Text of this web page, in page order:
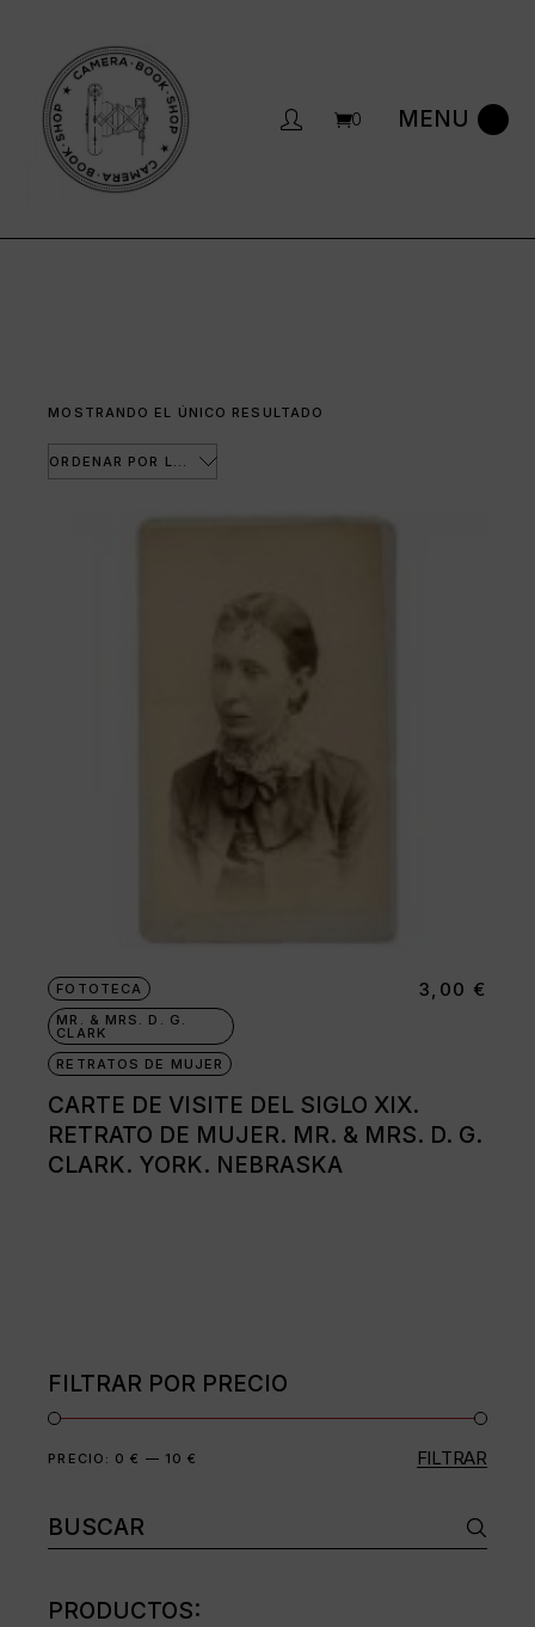
0
MOSTRANDO EL ÚNICO RESULTADO
FOTOTECA
MR. & MRS. D. G.
CLARK
RETRATOS DE MUJER
CARTE DE VISITE DEL SIGLO XIX.
RETRATO DE MUJER. MR. & MRS. D. G.
CLARK. YORK. NEBRASKA
3,00 €
FILTRAR POR PRECIO
Precio
Precio FILTRAR
PRECIO: 0 € — 10 €
Buscar:
PRODUCTOS: